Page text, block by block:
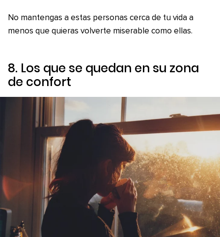
No mantengas a estas personas cerca de tu vida a
menos que quieras volverte miserable como ellas.
8. Los que se quedan en su zona
de confort